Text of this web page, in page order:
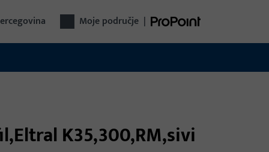
Moje područje |
K35,300,RM,sivi